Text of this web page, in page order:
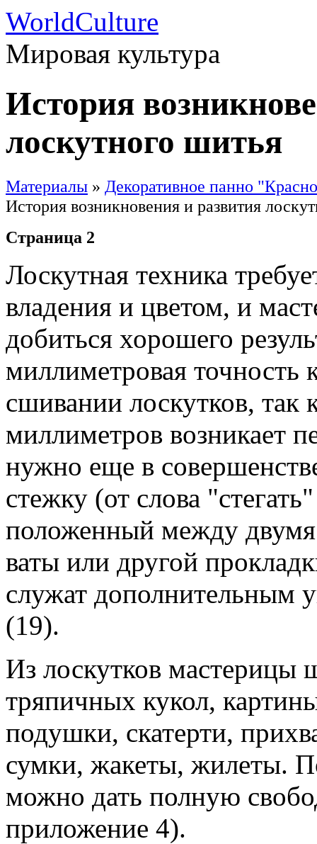
WorldCulture
Мировая культура
История
лоскутного шитья
Материалы » Декоративное панно
История возникновения и развития
Страница 2
Лоскутная техника
владения и цветом, и
добиться хорошего
миллиметровая точность
сшивании лоскутков, так
миллиметров возникает
нужно еще в
стежку (от слова
положенный между двумя
ваты или другой
служат дополнительным
(19).
Из лоскутков
тряпичных кукол,
подушки, скатерти,
сумки, жакеты, жилеты.
можно дать полную
приложение 4).